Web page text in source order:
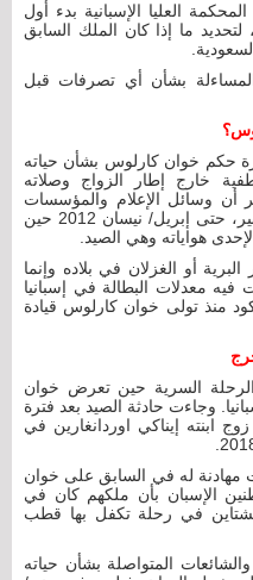
العليا الإسبانية بدء أول
ما إذا كان الملك السابق
بشأن أي تصرفات قبل
حكم خوان كارلوس بشأن حياته
خارج إطار الزواج وصلاته
أن وسائل الإعلام والمؤسسات
السياسية غضت النظر عنها إلى حد كبير، حتى إبريل/ نيسان 2012 حين
هواياته وهي الصيد.
أو الغزلان في بلاده وإنما
معدلات البطالة في إسبانيا
ركود منذ تولى خوان كارلوس قيادة
السرية حين تعرض خوان
وجاءت حادثة الصيد بعد فترة
إيناكي اوردانغارين في
مهادنة له في السابق على خوان
الإسبان بأن ملكهم كان في
في رحلة تكفل بها قطب
المتواصلة بشأن حياته